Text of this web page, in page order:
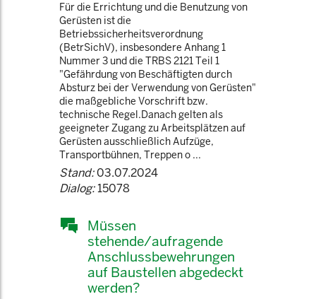
Für die Errichtung und die Benutzung von
Gerüsten ist die
Betriebssicherheitsverordnung
(BetrSichV), insbesondere Anhang 1
Nummer 3 und die TRBS 2121 Teil 1
"Gefährdung von Beschäftigten durch
Absturz bei der Verwendung von Gerüsten"
die maßgebliche Vorschrift bzw.
technische Regel.Danach gelten als
geeigneter Zugang zu Arbeitsplätzen auf
Gerüsten ausschließlich Aufzüge,
Transportbühnen, Treppen o ...
Stand:03.07.2024
Dialog:15078
Müssen
stehende/aufragende
Anschlussbewehrungen
auf Baustellen abgedeckt
werden?